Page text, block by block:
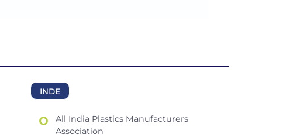
INDE
All India Plastics Manufacturers
Association